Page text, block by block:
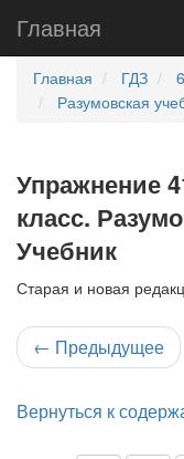
Главная
Главная ГДЗ
Разумовская
Упражнение
класс.
Учебник
Старая и новая
← Предыдущее
Вернуться к